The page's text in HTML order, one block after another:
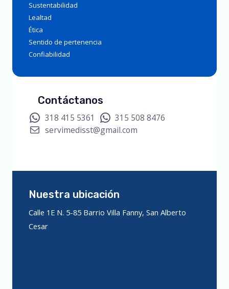
Sustentabilidad
Lealtad
Ética
Sentido de pertenencia
Confiabilidad
Contáctanos​
318 415 5361
315 508 8476
servimedisst@gmail.com
Nuestra ubicación
Calle 1E N. 5-85 Barrio Villa Fanny, San Alberto
Cesar